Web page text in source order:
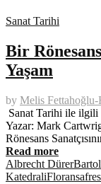
Sanat Tarihi
Bir
Yaşam
by Melis
Sanat Tarihi ile ilgili
Yazar: Mark
Rönesans
Read more
Albrecht Dürer
KatedraliFloransa